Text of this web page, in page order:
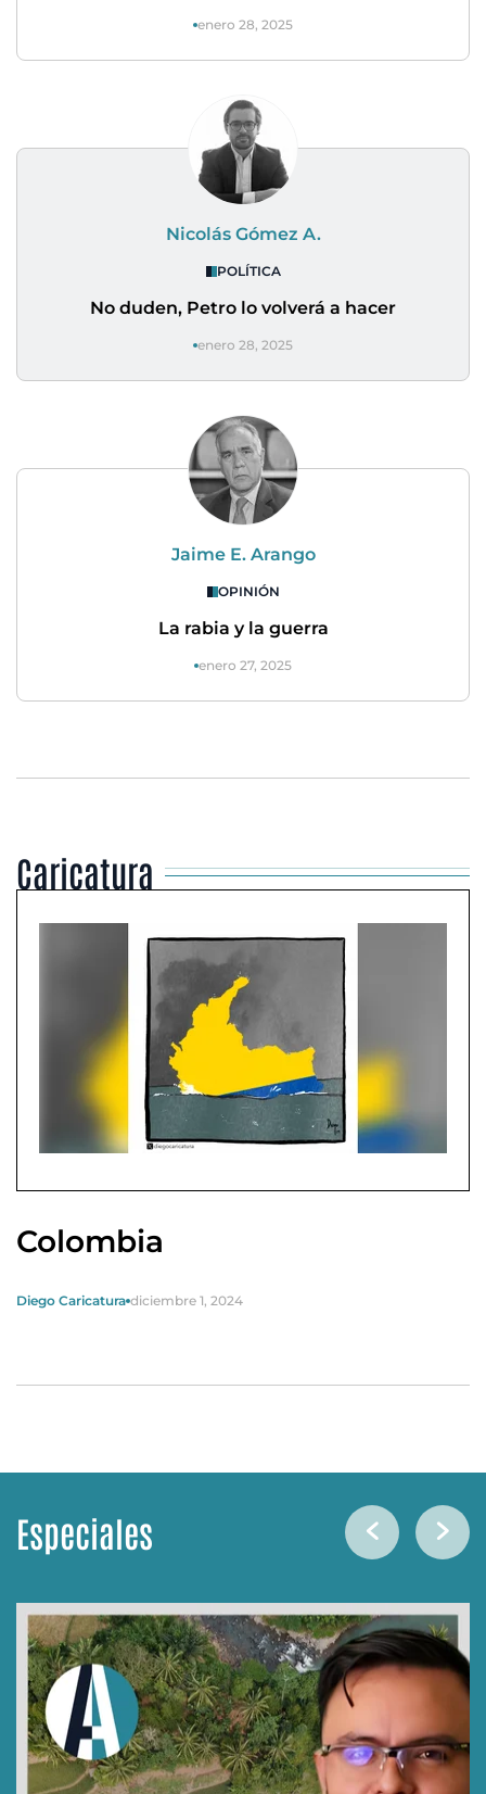
enero 28, 2025
Nicolás Gómez A.
POLÍTICA
No duden, Petro lo volverá a hacer
enero 28, 2025
Jaime E. Arango
OPINIÓN
La rabia y la guerra
enero 27, 2025
Caricatura
Colombia
Diego Caricatura diciembre 1, 2024
Especiales